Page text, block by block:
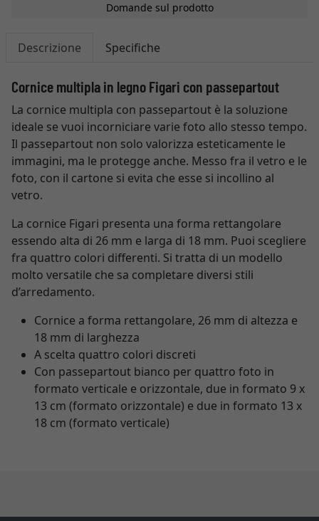
Domande sul prodotto
Descrizione Specifiche
Cornice multipla in legno Figari con passepartout
La cornice multipla con passepartout è la soluzione
ideale se vuoi incorniciare varie foto allo stesso tempo.
Il passepartout non solo valorizza esteticamente le
immagini, ma le protegge anche. Messo fra il vetro e le
foto, con il cartone si evita che esse si incollino al
vetro.
La cornice Figari presenta una forma rettangolare
essendo alta di 26 mm e larga di 18 mm. Puoi scegliere
fra quattro colori differenti. Si tratta di un modello
molto versatile che sa completare diversi stili
d’arredamento.
Cornice a forma rettangolare, 26 mm di altezza e
18 mm di larghezza
A scelta quattro colori discreti
Con passepartout bianco per quattro foto in
formato verticale e orizzontale, due in formato 9 x
13 cm (formato orizzontale) e due in formato 13 x
18 cm (formato verticale)